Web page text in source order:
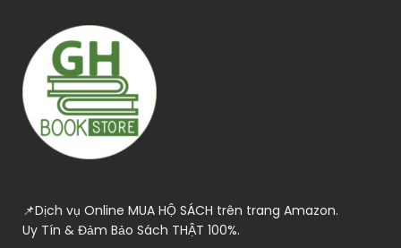
📌Dịch vụ Online MUA HỘ SÁCH trên trang Amazon.
Uy Tín & Đảm Bảo Sách THẬT 100%.